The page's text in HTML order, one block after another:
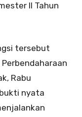
II Tahun
tersebut
Rabu
nyata